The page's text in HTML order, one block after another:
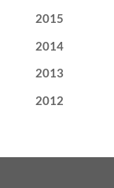
2015
2014
2013
2012